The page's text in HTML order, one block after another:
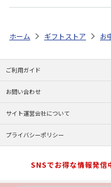
ホーム ギフトストア お
ご利用ガイド
お問い合わせ
サイト運営会社について
プライバシーポリシー
SNSでお得な情報発信